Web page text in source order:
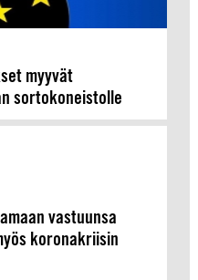
myyvät
sortokoneistolle
vastuunsa
koronakriisin